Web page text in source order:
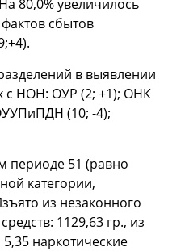
80,0% увеличилось
сбытов
в выявлении
с НОН: ОУР (2; +1); ОНК
(10; -4);
периоде 51 (равно
категории,
из незаконного
1129,63 гр., из
наркотические